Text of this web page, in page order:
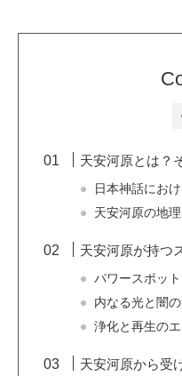
天安河原とは？
日本神話にお
天安河原の地
天安河原が持つ
パワースポッ
内なる光と闇
浄化と再生の
天安河原から受